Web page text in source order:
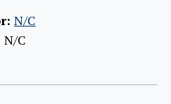
N/C
N/C